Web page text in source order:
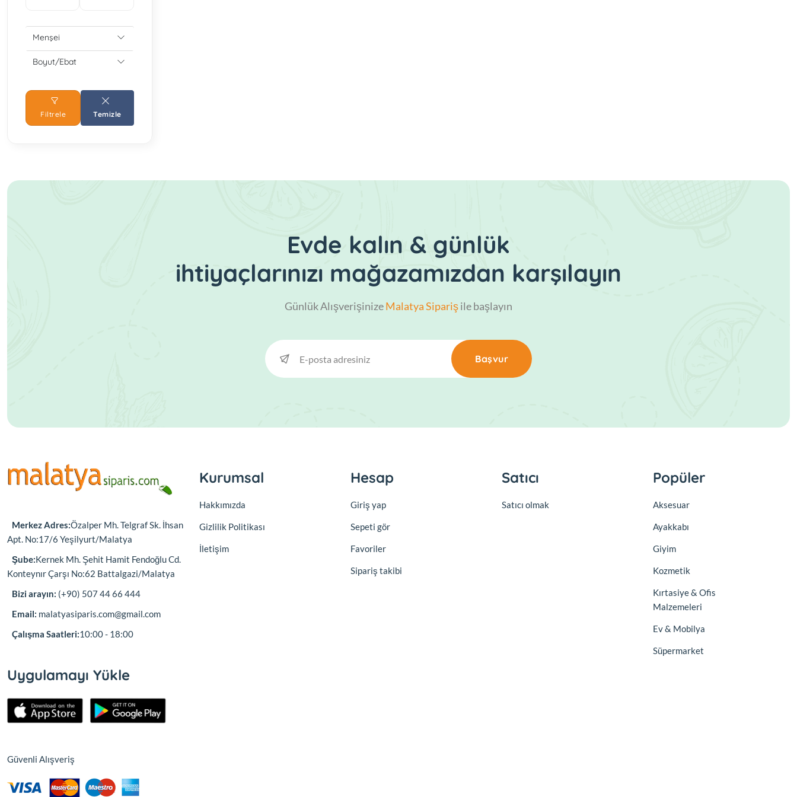
Menşei
Boyut/Ebat
Filtrele Temizle
Evde kalın & günlük
ihtiyaçlarınızı mağazamızdan karşılayın
Günlük AlışverişinizeMalatya Siparişile başlayın
Başvur
Merkez Adres:Özalper Mh. Telgraf Sk. İhsan
Apt. No:17/6 Yeşilyurt/Malatya
Şube:Kernek Mh. Şehit Hamit Fendoğlu Cd.
Konteynır Çarşı No:62 Battalgazi/Malatya
Bizi arayın: (+90) 507 44 66 444
Email: malatyasiparis.com@gmail.com
Çalışma Saatleri:10:00 - 18:00
Kurumsal
Hakkımızda
Gizlilik Politikası
İletişim
Hesap
Giriş yap
Sepeti gör
Favoriler
Sipariş takibi
Satıcı
Satıcı olmak
Popüler
Aksesuar
Ayakkabı
Giyim
Kozmetik
Kırtasiye & Ofis
Malzemeleri
Ev & Mobilya
Süpermarket
Uygulamayı Yükle
Güvenli Alışveriş